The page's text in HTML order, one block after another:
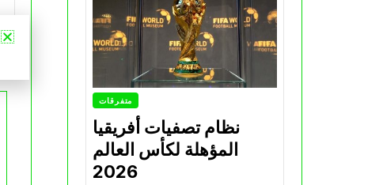
متفرقات
نظام تصفيات أفريقيا
المؤهلة لكأس العالم
2026